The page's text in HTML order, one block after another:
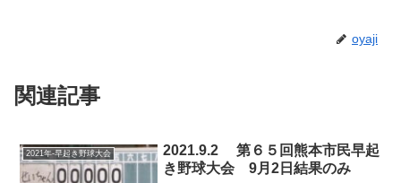
oyaji
関連記事
2021年-早起き野球大会
2021.9.2 第６５回熊本市民早起
き野球大会 9月2日結果のみ